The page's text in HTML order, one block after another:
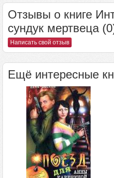
Отзывы о книге
сундук мертвеца
Написать свой отзыв
Ещё интересные